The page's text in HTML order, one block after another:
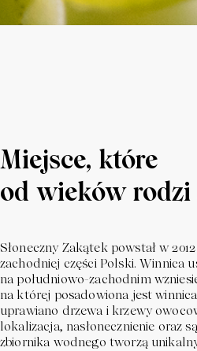
Miejsce, które
od wieków rodzi
Słoneczny Zakątek powstał w
zachodniej części Polski. Winnica
na południowo-zachodnim
na której posadowiona jest
uprawiano drzewa i krzewy
lokalizacja, nasłonecznienie oraz
zbiornika wodnego tworzą